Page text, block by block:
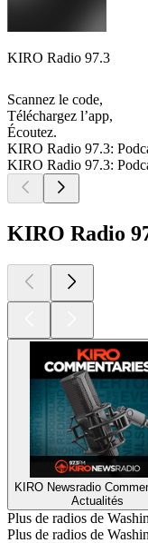
KIRO Radio 97.3
Scannez le code,
Téléchargez l’app,
Écoutez.
KIRO Radio 97.3:
KIRO Radio 97.3:
KIRO Radio
KIRO Newsradio
Actualités
Plus de radios de
Plus de radios de